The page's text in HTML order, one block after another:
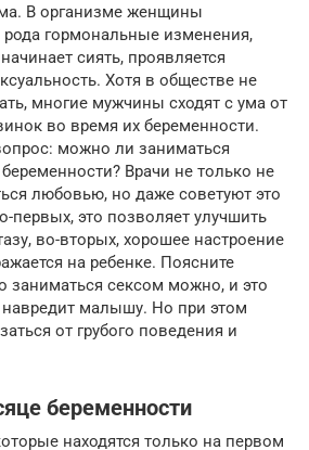
В организме женщины
рода гормональные изменения,
сиять, проявляется
Хотя в обществе не
многие мужчины сходят с ума от
во время их беременности.
можно ли заниматься
Врачи не только не
любовью, но даже советуют это
первых, это позволяет улучшить
во-вторых, хорошее настроение
на ребенке. Поясните
заниматься сексом можно, и это
малышу. Но при этом
от грубого поведения и
беременности
находятся только на первом